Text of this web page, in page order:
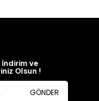
ve
Olsun !
GÖNDER